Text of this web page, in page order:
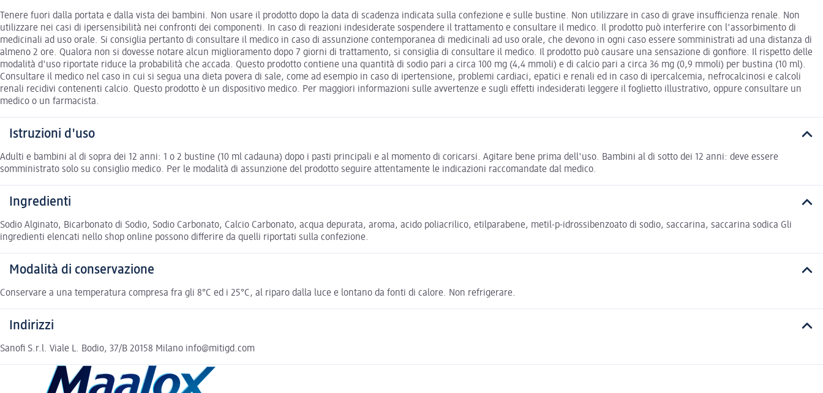
Tenere fuori dalla portata e dalla vista dei bambini. Non usare il prodotto dopo la data di scadenza indicata sulla confezione e sulle bustine. Non utilizzare in caso di grave insufficienza renale. Non
utilizzare nei casi di ipersensibilità nei confronti dei componenti. In caso di reazioni indesiderate sospendere il trattamento e consultare il medico. Il prodotto può interferire con l'assorbimento di
medicinali ad uso orale. Si consiglia pertanto di consultare il medico in caso di assunzione contemporanea di medicinali ad uso orale, che devono in ogni caso essere somministrati ad una distanza di
almeno 2 ore. Qualora non si dovesse notare alcun miglioramento dopo 7 giorni di trattamento, si consiglia di consultare il medico. Il prodotto può causare una sensazione di gonfiore. Il rispetto delle
modalità d'uso riportate riduce la probabilità che accada. Questo prodotto contiene una quantità di sodio pari a circa 100 mg (4,4 mmoli) e di calcio pari a circa 36 mg (0,9 mmoli) per bustina (10 ml).
Consultare il medico nel caso in cui si segua una dieta povera di sale, come ad esempio in caso di ipertensione, problemi cardiaci, epatici e renali ed in caso di ipercalcemia, nefrocalcinosi e calcoli
renali recidivi contenenti calcio. Questo prodotto è un dispositivo medico. Per maggiori informazioni sulle avvertenze e sugli effetti indesiderati leggere il foglietto illustrativo, oppure consultare un
medico o un farmacista.
Istruzioni d'uso
Adulti e bambini al di sopra dei 12 anni: 1 o 2 bustine (10 ml cadauna) dopo i pasti principali e al momento di coricarsi. Agitare bene prima dell'uso. Bambini al di sotto dei 12 anni: deve essere
somministrato solo su consiglio medico. Per le modalità di assunzione del prodotto seguire attentamente le indicazioni raccomandate dal medico.
Ingredienti
Sodio Alginato, Bicarbonato di Sodio, Sodio Carbonato, Calcio Carbonato, acqua depurata, aroma, acido poliacrilico, etilparabene, metil-p-idrossibenzoato di sodio, saccarina, saccarina sodica Gli
ingredienti elencati nello shop online possono differire da quelli riportati sulla confezione.
Modalità di conservazione
Conservare a una temperatura compresa fra gli 8°C ed i 25°C, al riparo dalla luce e lontano da fonti di calore. Non refrigerare.
Indirizzi
Sanofi S.r.l. Viale L. Bodio, 37/B 20158 Milano info@mitigd.com